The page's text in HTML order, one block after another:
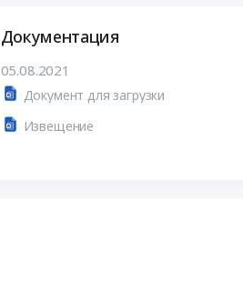
Документация
05.08.2021
Документ для загрузки
Извещение